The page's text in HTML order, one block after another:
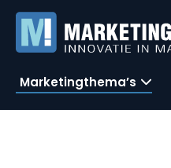
Marketingthema’s